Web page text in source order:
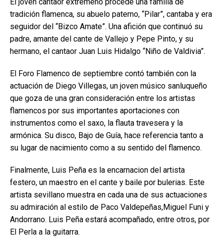
tradición flamenca, su abuelo paterno, “Pilar”, cantaba y era
seguidor del “Bizco Amate”. Una afición que continuó su
padre, amante del cante de Vallejo y Pepe Pinto, y su
hermano, el cantaor Juan Luis Hidalgo “Niño de Valdivia”.
El Foro Flamenco de septiembre contó también con la
actuación de Diego Villegas, un joven músico sanluqueño
que goza de una gran consideración entre los artistas
flamencos por sus importantes aportaciones con
instrumentos como el saxo, la flauta travesera y la
armónica. Su disco, Bajo de Guía, hace referencia tanto a
su lugar de nacimiento como a su sentido del flamenco.
Finalmente, Luis Peña es la encarnacion del artista
festero, un maestro en el cante y baile por bulerias. Este
artista sevillano muestra en cada una de sus actuaciones
su admiración al estilo de Paco Valdepeñas,Miguel Funi y
Andorrano. Luis Peña estará acompañado, entre otros, por
El Perla a la guitarra.